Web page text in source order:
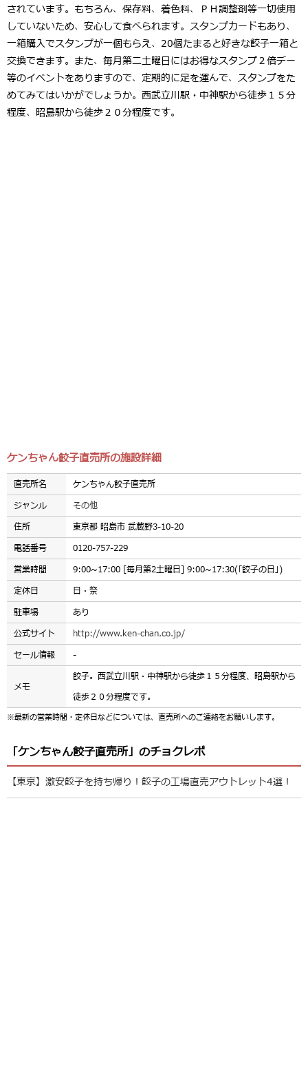
されています。もちろん、保存料、着色料、ＰＨ調整剤等一切使用
していないため、安心して食べられます。スタンプカードもあり、
一箱購入でスタンプが一個もらえ、20個たまると好きな餃子一箱と
交換できます。また、毎月第二土曜日にはお得なスタンプ２倍デー
等のイベントをありますので、定期的に足を運んで、スタンプをた
めてみてはいかがでしょうか。西武立川駅・中神駅から徒歩１５分
程度、昭島駅から徒歩２０分程度です。
ケンちゃん餃子直売所の施設詳細
直売所名
ケンちゃん餃子直売所
ジャンル
その他
住所
東京都 昭島市 武蔵野3-10-20
電話番号
0120-757-229
営業時間
9:00~17:00 [毎月第2土曜日] 9:00~17:30(｢餃子の日｣)
定休日
日・祭
駐車場
あり
公式サイト
http://www.ken-chan.co.jp/
セール情報
-
メモ
餃子。西武立川駅・中神駅から徒歩１５分程度、昭島駅から
徒歩２０分程度です。
※最新の営業時間・定休日などについては、直売所へのご連絡をお願いします。
「ケンちゃん餃子直売所」のチョクレポ
【東京】激安餃子を持ち帰り！餃子の工場直売アウトレット4選！